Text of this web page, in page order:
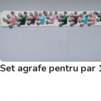
Set agrafe pentru par